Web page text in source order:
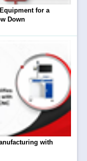
for a
Down
with